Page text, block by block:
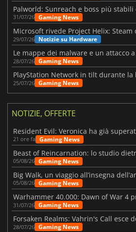
31/07/26 Gaming News
Microsoft rivede Project Helix: Steam
29/07/26 Notizie su Hardware
28/07/26 Gaming News
25/07/26 Gaming News
NOTIZIE, OFFERTE
21 ore fa Gaming News
05/08/26 Gaming News
Big Walk, un viaggio all’insegna
05/08/26 Gaming News
31/07/26 Gaming News
28/07/26 Gaming News